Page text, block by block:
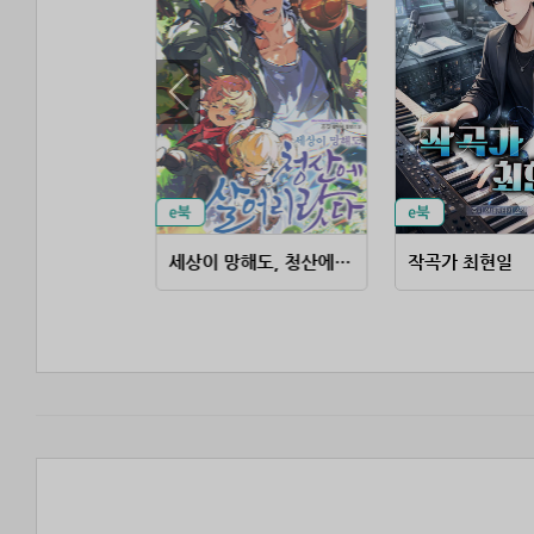
세상이 망해도, 청산에 살어리랏다 작곡가 최현일